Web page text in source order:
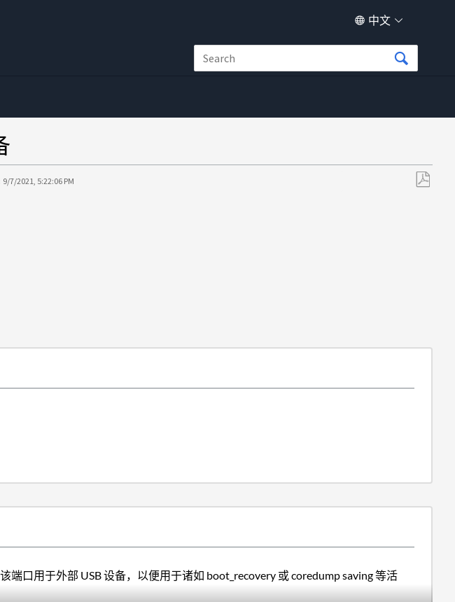
中文
9/7/2021, 5:22:06 PM
口用于外部 USB 设备，以便用于诸如 boot_recovery 或 coredump saving 等活